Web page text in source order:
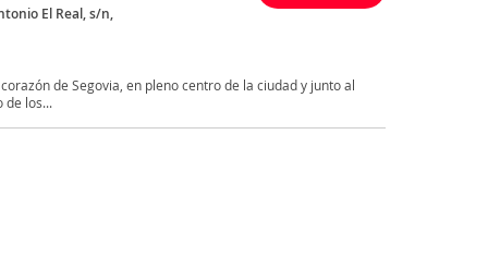
El Real, s/n,
de Segovia, en pleno centro de la ciudad y junto al
de los...